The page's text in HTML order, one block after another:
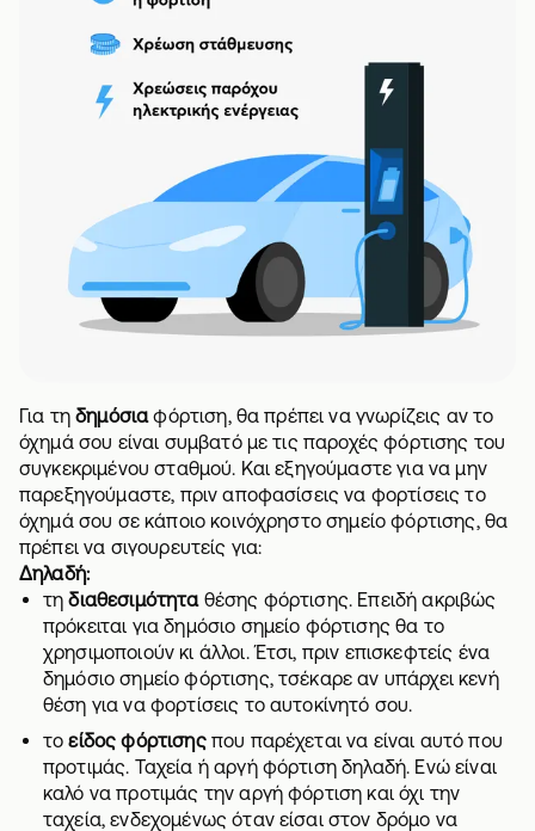
Για τηδημόσιαφόρτιση, θα πρέπει να γνωρίζεις αν το
όχημά σου είναι συμβατό με τις παροχές φόρτισης του
συγκεκριμένου σταθμού. Και εξηγούμαστε για να μην
παρεξηγούμαστε, πριν αποφασίσεις να φορτίσεις το
όχημά σου σε κάποιο κοινόχρηστο σημείο φόρτισης, θα
πρέπει να σιγουρευτείς για:
Δηλαδή:
τηδιαθεσιμότηταθέσης φόρτισης. Επειδή ακριβώς
πρόκειται για δημόσιο σημείο φόρτισης θα το
χρησιμοποιούν κι άλλοι. Έτσι, πριν επισκεφτείς ένα
δημόσιο σημείο φόρτισης, τσέκαρε αν υπάρχει κενή
θέση για να φορτίσεις το αυτοκίνητό σου.
τοείδος φόρτισηςπου παρέχεται να είναι αυτό που
προτιμάς. Ταχεία ή αργή φόρτιση δηλαδή. Ενώ είναι
καλό να προτιμάς την αργή φόρτιση και όχι την
ταχεία, ενδεχομένως όταν είσαι στον δρόμο να